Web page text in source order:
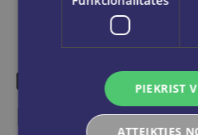
Līdzīgas
PIEKRIST
ATTEIKTIES